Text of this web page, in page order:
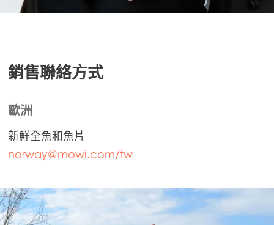
Mowi Germany
Mowi Netherlands
Mowi Poland
Mowi Scotland
銷售聯絡方式
歐洲
新鮮全魚和魚片
norway@mowi.com/tw